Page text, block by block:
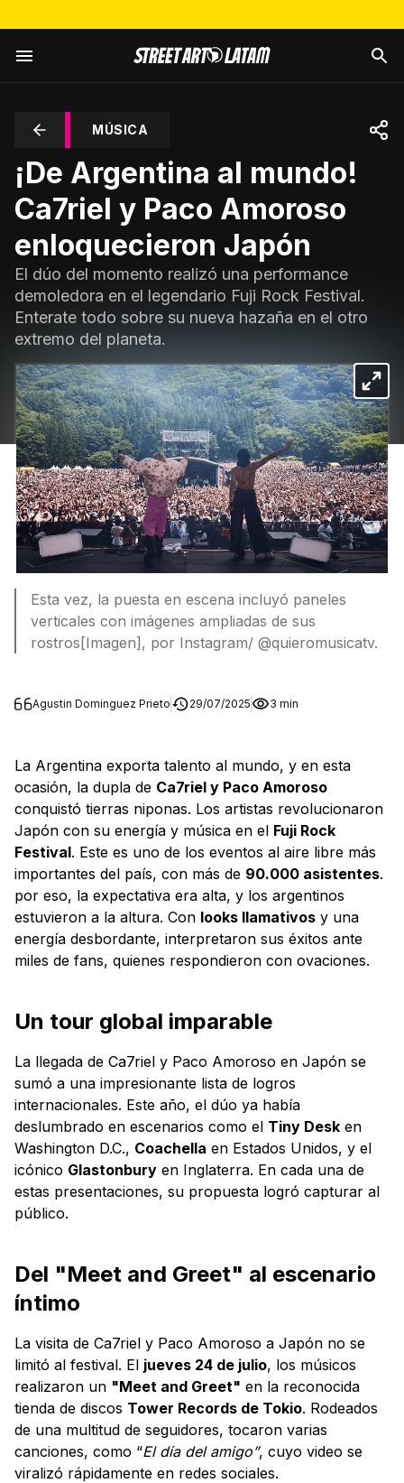
MÚSICA
¡De Argentina al mundo!
Ca7riel y Paco Amoroso
enloquecieron Japón
El dúo del momento realizó una performance
demoledora en el legendario Fuji Rock Festival.
Enterate todo sobre su nueva hazaña en el otro
extremo del planeta.
Esta vez, la puesta en escena incluyó paneles
verticales con imágenes ampliadas de sus
rostros[Imagen], por Instagram/ @quieromusicatv.
Agustin Dominguez Prieto 29/07/2025 3 min
La Argentina exporta talento al mundo, y en esta
ocasión, la dupla de Ca7riel y Paco Amoroso
conquistó tierras niponas. Los artistas revolucionaron
Japón con su energía y música en el Fuji Rock
Festival. Este es uno de los eventos al aire libre más
importantes del país, con más de 90.000 asistentes.
por eso, la expectativa era alta, y los argentinos
estuvieron a la altura. Con looks llamativos y una
energía desbordante, interpretaron sus éxitos ante
miles de fans, quienes respondieron con ovaciones.
Un tour global imparable
La llegada de Ca7riel y Paco Amoroso en Japón se
sumó a una impresionante lista de logros
internacionales. Este año, el dúo ya había
deslumbrado en escenarios como el Tiny Desk en
Washington D.C., Coachella en Estados Unidos, y el
icónico Glastonbury en Inglaterra. En cada una de
estas presentaciones, su propuesta logró capturar al
público.
Del "Meet and Greet" al escenario
íntimo
La visita de Ca7riel y Paco Amoroso a Japón no se
limitó al festival. El jueves 24 de julio, los músicos
realizaron un "Meet and Greet" en la reconocida
tienda de discos Tower Records de Tokio. Rodeados
de una multitud de seguidores, tocaron varias
canciones, como “El día del amigo”, cuyo video se
viralizó rápidamente en redes sociales.